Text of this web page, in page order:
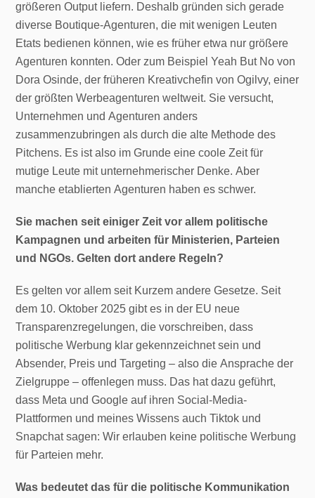
größeren Output liefern. Deshalb gründen sich gerade
diverse Boutique-Agenturen, die mit wenigen Leuten
Etats bedienen können, wie es früher etwa nur größere
Agenturen konnten. Oder zum Beispiel Yeah But No von
Dora Osinde, der früheren Kreativchefin von Ogilvy, einer
der größten Werbeagenturen weltweit. Sie versucht,
Unternehmen und Agenturen anders
zusammenzubringen als durch die alte Methode des
Pitchens. Es ist also im Grunde eine coole Zeit für
mutige Leute mit unternehmerischer Denke. Aber
manche etablierten Agenturen haben es schwer.
Sie machen seit einiger Zeit vor allem politische
Kampagnen und arbeiten für Ministerien, Parteien
und NGOs. Gelten dort andere Regeln?
Es gelten vor allem seit Kurzem andere Gesetze. Seit
dem 10. Oktober 2025 gibt es in der EU neue
Transparenzregelungen, die vorschreiben, dass
politische Werbung klar gekennzeichnet sein und
Absender, Preis und Targeting – also die Ansprache der
Zielgruppe – offenlegen muss. Das hat dazu geführt,
dass Meta und Google auf ihren Social-Media-
Plattformen und meines Wissens auch Tiktok und
Snapchat sagen: Wir erlauben keine politische Werbung
für Parteien mehr.
Was bedeutet das für die politische Kommunikation